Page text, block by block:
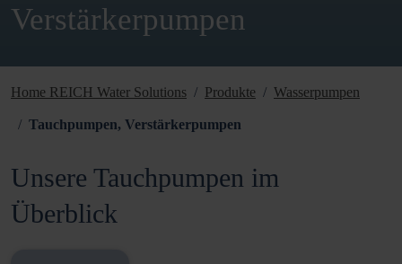
Verstärkerpumpen
Home REICH Water Solutions Produkte Wasserpumpen
Tauchpumpen, Verstärkerpumpen
Unsere Tauchpumpen im
Überblick